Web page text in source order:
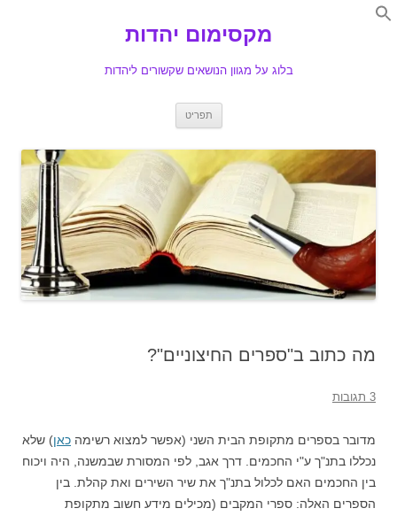
Search
מקסימום יהדות
בלוג על מגוון הנושאים שקשורים ליהדות
תפריט
מה כתוב ב"ספרים החיצוניים"?
3 תגובות
מדובר בספרים מתקופת הבית השני (אפשר למצוא רשימה כאן) שלא
נכללו בתנ"ך ע"י החכמים. דרך אגב, לפי המסורת שבמשנה, היה ויכוח
בין החכמים האם לכלול בתנ"ך את שיר השירים ואת קהלת. בין
הספרים האלה: ספרי המקבים (מכילים מידע חשוב מתקופת